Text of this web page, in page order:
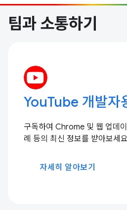
팀과 소통하기
YouTube 개발
구독하여 Chrome 및 웹 업데
례 등의 최신 정보를 받아보세
자세히 알아보기